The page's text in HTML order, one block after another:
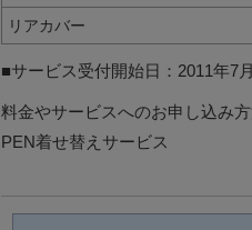
リアカバー
■サービス受付開始日：2011年7
料金やサービスへのお申し込み
PEN着せ替えサービス